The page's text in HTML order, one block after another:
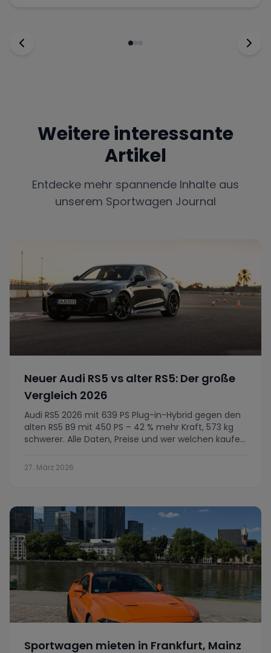
Weitere interessante
Artikel
Entdecke mehr spannende Inhalte aus
unserem Sportwagen Journal
Neuer Audi RS5 vs alter RS5: Der große
Vergleich 2026
Audi RS5 2026 mit 639 PS Plug-in-Hybrid gegen den
alten RS5 B9 mit 450 PS – 42 % mehr Kraft, 573 kg
schwerer. Alle Daten, Preise und wer welchen kaufen
27. März 2026
Sportwagen mieten in Frankfurt, Mainz